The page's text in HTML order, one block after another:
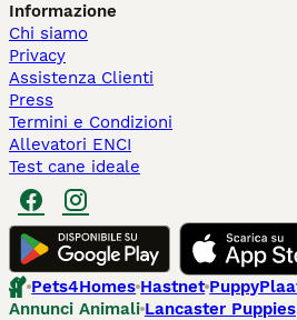
Informazione
Chi siamo
Privacy
Assistenza Clienti
Press
Termini e Condizioni
Allevatori ENCI
Test cane ideale
Pets4Homes Hastnet
Annunci Animali Lancaster Puppies